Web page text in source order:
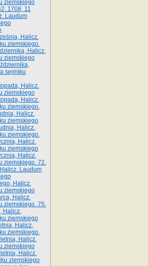
ziemskiego
1708, 11
Laudum
Halicz.
ziemskiego.
Halicz.
ziemskiego
sejmiku
Halicz.
ziemskiego
Halicz.
ziemskiego.
Halicz.
ziemskiego
Halicz.
ziemskiego.
Halicz.
ziemskiego
Halicz.
ziemskiego. 72.
Laudum
Halicz.
ziemskiego
Halicz.
ziemskiego. 75.
Halicz.
ziemskiego
Halicz.
ziemskiego.
Halicz.
ziemskiego
Halicz.
ziemskiego